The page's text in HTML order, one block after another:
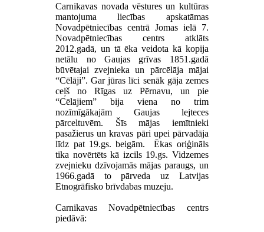
Carnikavas novada vēstures un kultūras
mantojuma liecības apskatāmas
Novadpētniecības centrā Jomas ielā 7.
Novadpētniecības centrs atklāts
2012.gadā, un tā ēka veidota kā kopija
netālu no Gaujas grīvas 1851.gadā
būvētajai zvejnieka un pārcēlāja mājai
“Cēlāji”. Gar jūras līci senāk gāja zemes
ceļš no Rīgas uz Pērnavu, un pie
“Cēlājiem” bija viena no trim
nozīmīgākajām Gaujas lejteces
pārceltuvēm. Šīs mājas iemītnieki
pasažierus un kravas pāri upei pārvadāja
līdz pat 19.gs. beigām. Ēkas oriģināls
tika novērtēts kā izcils 19.gs. Vidzemes
zvejnieku dzīvojamās mājas paraugs, un
1966.gadā to pārveda uz Latvijas
Etnogrāfisko brīvdabas muzeju.
Carnikavas Novadpētniecības centrs
piedāvā: